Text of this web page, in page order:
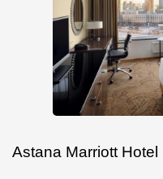
Astana Marriott Hotel